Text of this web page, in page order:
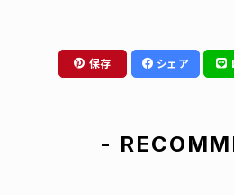
保存 シェア
-